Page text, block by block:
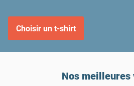
Choisir un t-shirt
Nos meilleures